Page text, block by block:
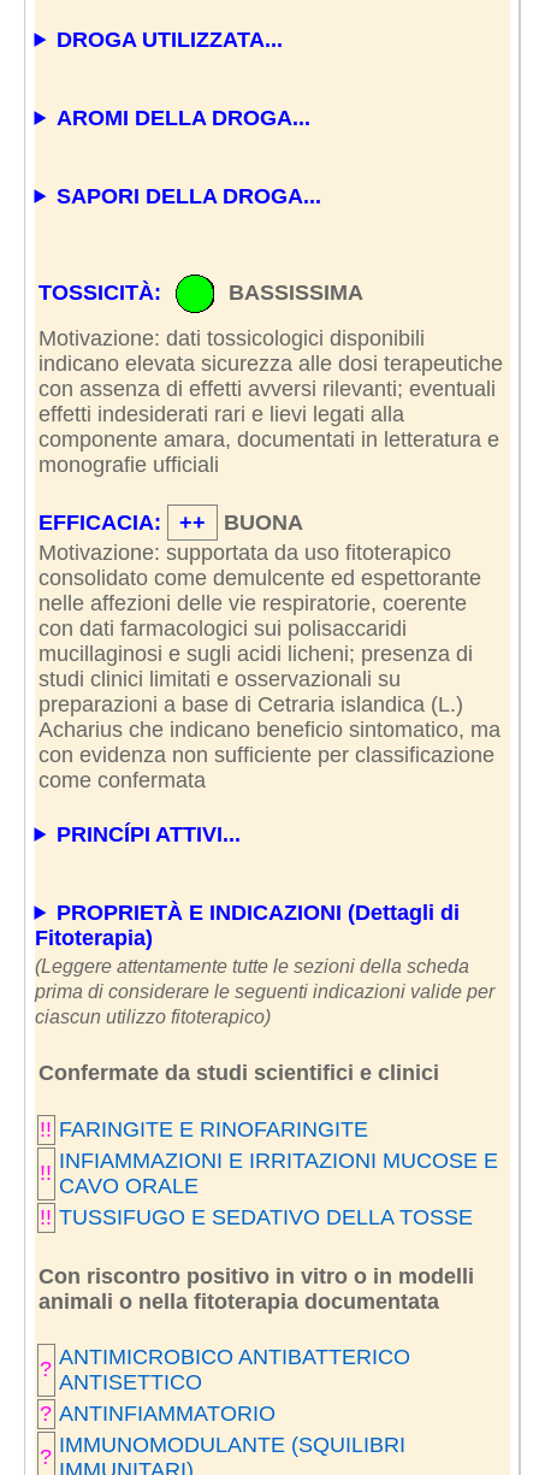
DROGA UTILIZZATA...
AROMI DELLA DROGA...
SAPORI DELLA DROGA...
TOSSICITÀ:
BASSISSIMA
Motivazione: dati tossicologici disponibili
indicano elevata sicurezza alle dosi terapeutiche
con assenza di effetti avversi rilevanti; eventuali
effetti indesiderati rari e lievi legati alla
componente amara, documentati in letteratura e
monografie ufficiali
EFFICACIA: ++
BUONA
Motivazione: supportata da uso fitoterapico
consolidato come demulcente ed espettorante
nelle affezioni delle vie respiratorie, coerente
con dati farmacologici sui polisaccaridi
mucillaginosi e sugli acidi licheni; presenza di
studi clinici limitati e osservazionali su
preparazioni a base di Cetraria islandica (L.)
Acharius che indicano beneficio sintomatico, ma
con evidenza non sufficiente per classificazione
come confermata
PRINCÍPI ATTIVI...
PROPRIETÀ E INDICAZIONI (Dettagli di
Fitoterapia)
(Leggere attentamente tutte le sezioni della scheda
prima di considerare le seguenti indicazioni valide per
ciascun utilizzo fitoterapico)
Confermate da studi scientifici e clinici
!! FARINGITE E RINOFARINGITE
!! INFIAMMAZIONI E IRRITAZIONI MUCOSE E
CAVO ORALE
!! TUSSIFUGO E SEDATIVO DELLA TOSSE
Con riscontro positivo in vitro o in modelli
animali o nella fitoterapia documentata
? ANTIMICROBICO ANTIBATTERICO
ANTISETTICO
? ANTINFIAMMATORIO
? IMMUNOMODULANTE (SQUILIBRI
IMMUNITARI)